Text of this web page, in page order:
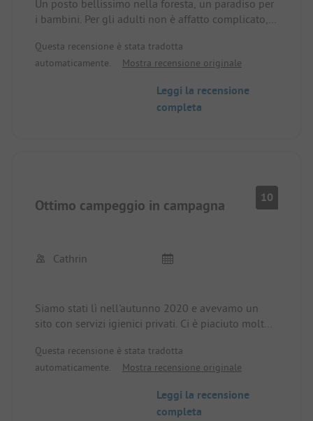
Un posto bellissimo nella foresta, un paradiso per
i bambini. Per gli adulti non è affatto complicato,
torneremo sicuramente.
Questa recensione è stata tradotta
automaticamente.
Mostra recensione originale
Leggi la recensione
completa
Ottimo campeggio in campagna 10
Cathrin
Siamo stati lì nell'autunno 2020 e avevamo un
sito con servizi igienici privati. Ci è piaciuto molto.
parco giochi e circondato da una foresta dove si
può camminare o andare in bicicletta per ore.
sono molto vicine alla natura.
Questa recensione è stata tradotta
automaticamente.
Mostra recensione originale
Leggi la recensione
completa